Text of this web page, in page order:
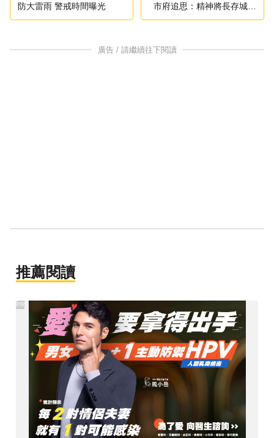
防大雷雨 警戒時間曝光
市府追思：精神將長存城市
記憶
廣告 / 請繼續往下閱讀
推薦閱讀
PR